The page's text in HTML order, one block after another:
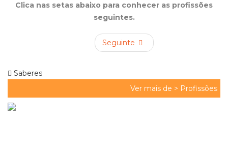
Clica nas setas abaixo para conhecer as profissões
seguintes.
Seguinte
Saberes
Ver mais de > Profissões